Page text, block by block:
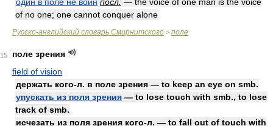
of no one; one cannot conquer alone
Русско-английский словарь Смирнитского > поле
15
поле зрения
field of vision
держать кого-л. в поле зрения — to keep an eye on smb.
упускать из поля зрения — to lose touch with smb., to lose
track of smb.
исчезать из поля зрения кого-л. — to fall out of touch with